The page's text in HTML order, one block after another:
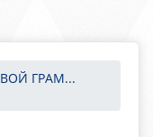
ГРАМ...